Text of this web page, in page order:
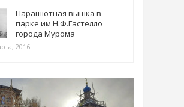
Парашютная вышка в
парке им Н.Ф.Гастелло
города Мурома
2016